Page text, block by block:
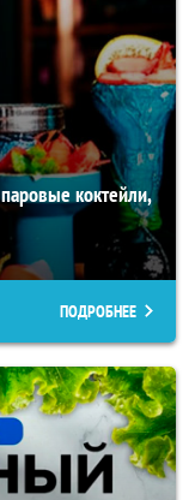
коктейли,
ПОДРОБНЕЕ